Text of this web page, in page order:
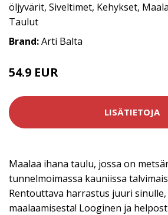
öljyvärit, Siveltimet, Kehykset,
Taulut
Brand:Arti Balta
54.9 EUR
LISÄTIETOJA
Maalaa ihana taulu, jossa on
tunnelmoimassa kauniissa
Rentouttava harrastus juuri
maalaamisesta! Looginen ja